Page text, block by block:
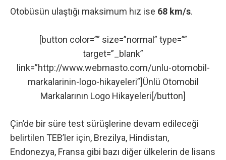
Otobüsün ulaştığı maksimum hız ise 68 km/s.
[button color=”” size=”normal” type=””
target=”_blank”
link=”http://www.webmasto.com/unlu-otomobil-
markalarinin-logo-hikayeleri”]Ünlü Otomobil
Markalarının Logo Hikayeleri[/button]
Çin’de bir süre test sürüşlerine devam edileceği
belirtilen TEB’ler için, Brezilya, Hindistan,
Endonezya, Fransa gibi bazı diğer ülkelerin de lisans